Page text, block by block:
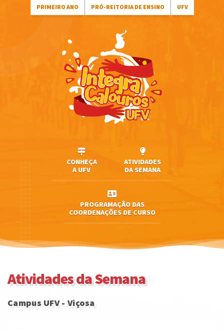
PRIMEIRO ANO PRÓ-REITORIA DE ENSINO UFV
CONHEÇA
A UFV
ATIVIDADES
DA SEMANA
PROGRAMAÇÃO DAS
COORDENAÇÕES DE CURSO
Atividades da Semana
Campus UFV - Viçosa